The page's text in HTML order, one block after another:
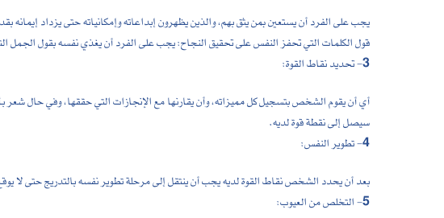
يجب على الفرد أن يستعين بمن يثق بهم، والذين يظهرون إبداعاته وإمكانياته حتى يزداد إيمانه
قول الكلمات التي تحفز النفس على تحقيق النجاح: يجب على الفرد أن يغذي نفسه بقول الجمل
3- تحديد نقاط القوة:
أي أن يقوم الشخص بتسجيل كل مميزاته، وأن يقارنها مع الإنجازات التي حققها، وفي حال شعر
سيصل إلى نقطة قوة لديه.
4- تطوير النفس:
بعد أن يحدد الشخص نقاط القوة لديه يجب أن ينتقل إلى مرحلة تطوير نفسه بالتدريج حتى لا
5- التخلص من العيوب: